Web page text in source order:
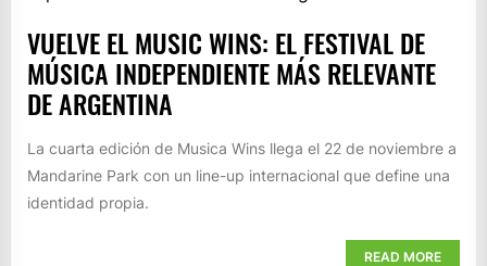
VUELVE EL MUSIC WINS: EL FESTIVAL DE
MÚSICA INDEPENDIENTE MÁS RELEVANTE
DE ARGENTINA
La cuarta edición de Musica Wins llega el 22 de noviembre a
Mandarine Park con un line-up internacional que define una
identidad propia.
READ MORE